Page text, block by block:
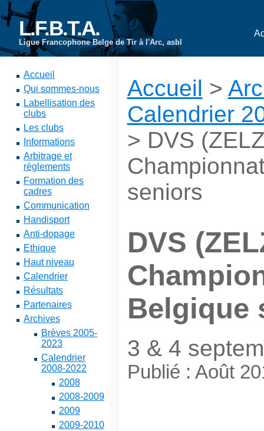
L.F.B.T.A.
Ligue Francophone Belge de Tir à l'Arc, asbl
Accueil
Qui sommes-nous
Labellisation des
clubs
Les clubs
Informations
Arbitrage et
règlements
Formation des
cadres
Communication
Handisport
Anti-dopage
Ethique
Haut niveau
Calendrier
Résultats
Partenaires
Archives
Brèves 2005-
2023
Calendrier
2008-2022
2008
2008-2009
2009
2009-2010
Accueil >
Calendrier
> DVS
seniors
DVS
Belgique
3 & 4
Publié : Août